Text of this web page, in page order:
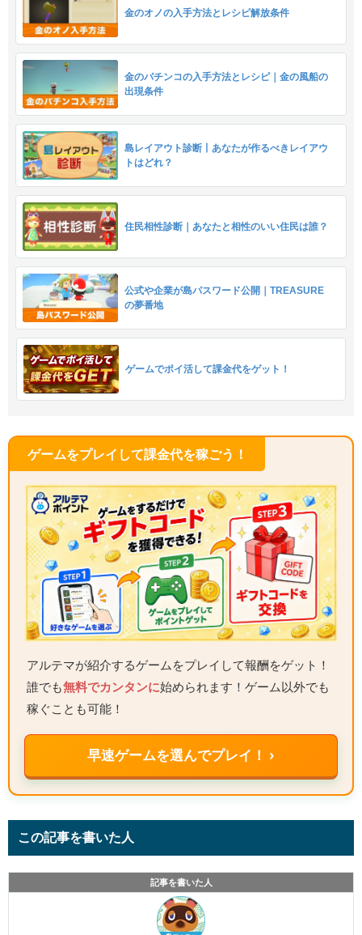
金のオノの入手方法とレシピ解放条件
金のパチンコの入手方法とレシピ｜金の風船の
出現条件
島レイアウト診断丨あなたが作るべきレイアウ
トはどれ？
住民相性診断｜あなたと相性のいい住民は誰？
公式や企業が島パスワード公開｜TREASURE
の夢番地
ゲームでポイ活して課金代をゲット！
ゲームをプレイして課金代を稼ごう！
アルテマが紹介するゲームをプレイして報酬をゲット！
誰でも無料でカンタンに始められます！ゲーム以外でも
稼ぐことも可能！
早速ゲームを選んでプレイ！ ›
この記事を書いた人
記事を書いた人